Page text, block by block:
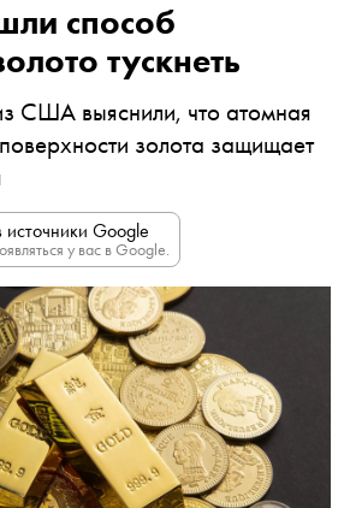
способ
тускнеть
США выяснили, что атомная
золота защищает
Google
у вас в Google.